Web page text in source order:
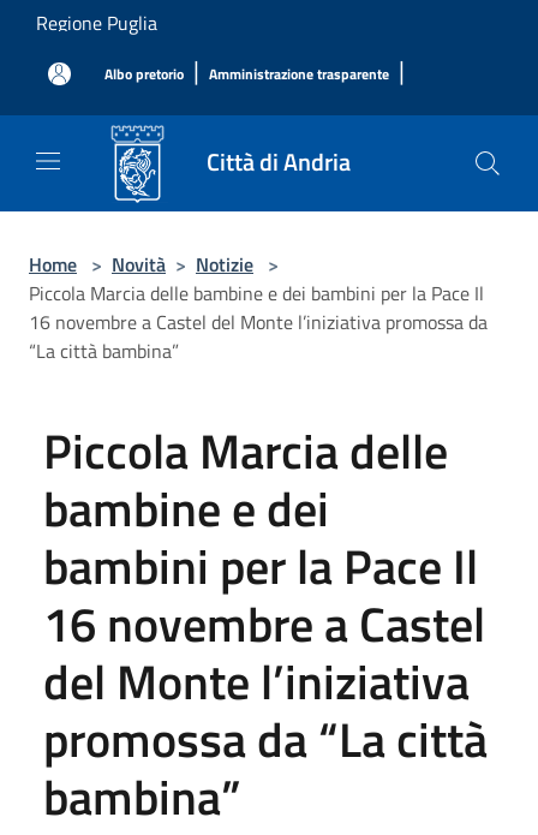
Salta al contenuto principale
Regione Puglia
Albo pretorio | Amministrazione trasparente |
Città di Andria
Home > Novità > Notizie >
Piccola Marcia delle bambine e dei bambini per la Pace Il
16 novembre a Castel del Monte l’iniziativa promossa da
“La città bambina”
Piccola Marcia delle
bambine e dei
bambini per la Pace Il
16 novembre a Castel
del Monte l’iniziativa
promossa da “La città
bambina”